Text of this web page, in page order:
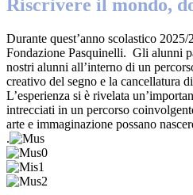
Riscrivere il mondo,
Durante quest’anno scolastico
Fondazione Pasquinelli. Gli alunni
nostri alunni all’interno di un
creativo del segno e la cancellatura
L’esperienza si è rivelata
intrecciati in un percorso
arte e immaginazione possano
.